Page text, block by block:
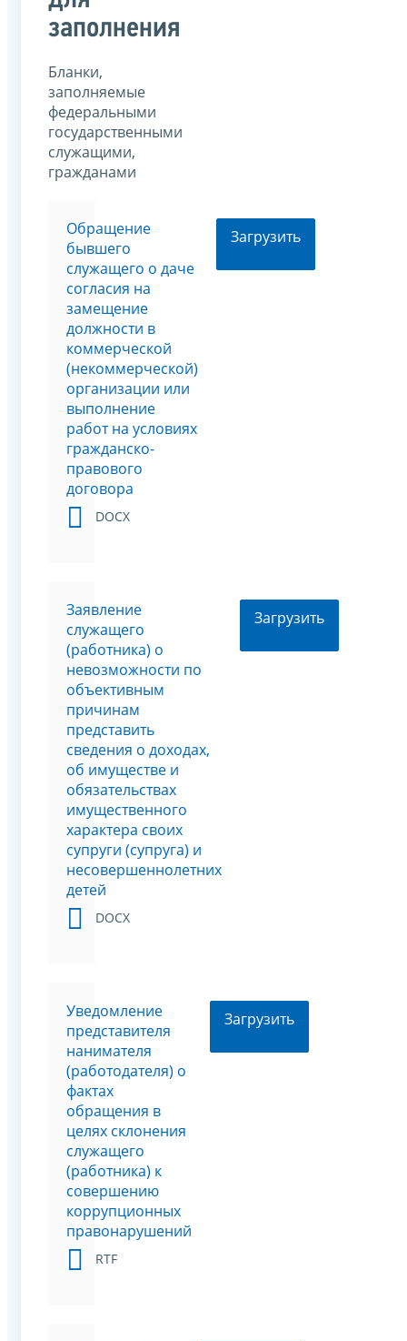
заполнения
Бланки,
заполняемые
федеральными
государственными
служащими,
гражданами
Обращение
бывшего
служащего о даче
согласия на
замещение
должности в
коммерческой
(некоммерческой)
организации или
выполнение
работ на условиях
гражданско-
правового
договора
DOCX
Загрузить
Заявление
служащего
(работника) о
невозможности по
объективным
причинам
представить
сведения о доходах,
об имуществе и
обязательствах
имущественного
характера своих
супруги (супруга) и
несовершеннолетних
детей
DOCX
Загрузить
Уведомление
представителя
нанимателя
(работодателя) о
фактах
обращения в
целях склонения
служащего
(работника) к
совершению
коррупционных
правонарушений
RTF
Загрузить